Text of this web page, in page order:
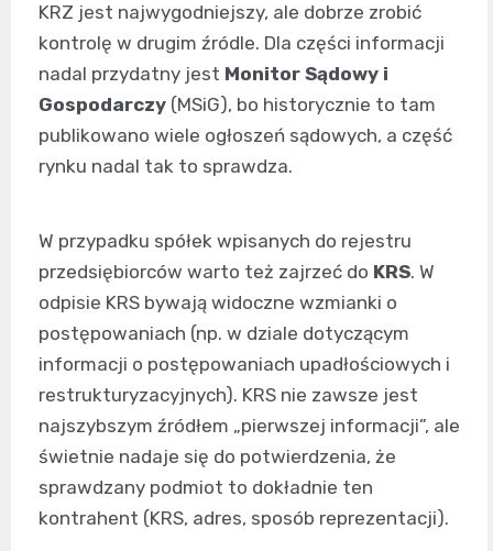
KRZ jest najwygodniejszy, ale dobrze zrobić
kontrolę w drugim źródle. Dla części informacji
nadal przydatny jest Monitor Sądowy i
Gospodarczy (MSiG), bo historycznie to tam
publikowano wiele ogłoszeń sądowych, a część
rynku nadal tak to sprawdza.
W przypadku spółek wpisanych do rejestru
przedsiębiorców warto też zajrzeć do KRS. W
odpisie KRS bywają widoczne wzmianki o
postępowaniach (np. w dziale dotyczącym
informacji o postępowaniach upadłościowych i
restrukturyzacyjnych). KRS nie zawsze jest
najszybszym źródłem „pierwszej informacji”, ale
świetnie nadaje się do potwierdzenia, że
sprawdzany podmiot to dokładnie ten
kontrahent (KRS, adres, sposób reprezentacji).